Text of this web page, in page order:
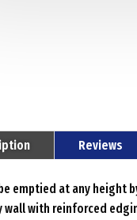
Reviews
be emptied at any height
wall with reinforced